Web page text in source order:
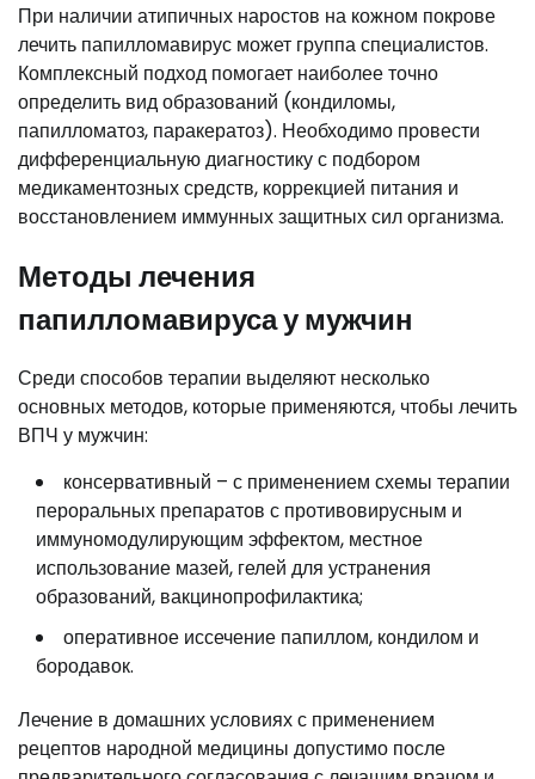
При наличии атипичных наростов на кожном покрове
лечить папилломавирус может группа специалистов.
Комплексный подход помогает наиболее точно
определить вид образований (кондиломы,
папилломатоз, паракератоз). Необходимо провести
дифференциальную диагностику с подбором
медикаментозных средств, коррекцией питания и
восстановлением иммунных защитных сил организма.
Методы лечения
папилломавируса у мужчин
Среди способов терапии выделяют несколько
основных методов, которые применяются, чтобы лечить
ВПЧ у мужчин:
консервативный – с применением схемы терапии
пероральных препаратов с противовирусным и
иммуномодулирующим эффектом, местное
использование мазей, гелей для устранения
образований, вакцинопрофилактика;
оперативное иссечение папиллом, кондилом и
бородавок.
Лечение в домашних условиях с применением
рецептов народной медицины допустимо после